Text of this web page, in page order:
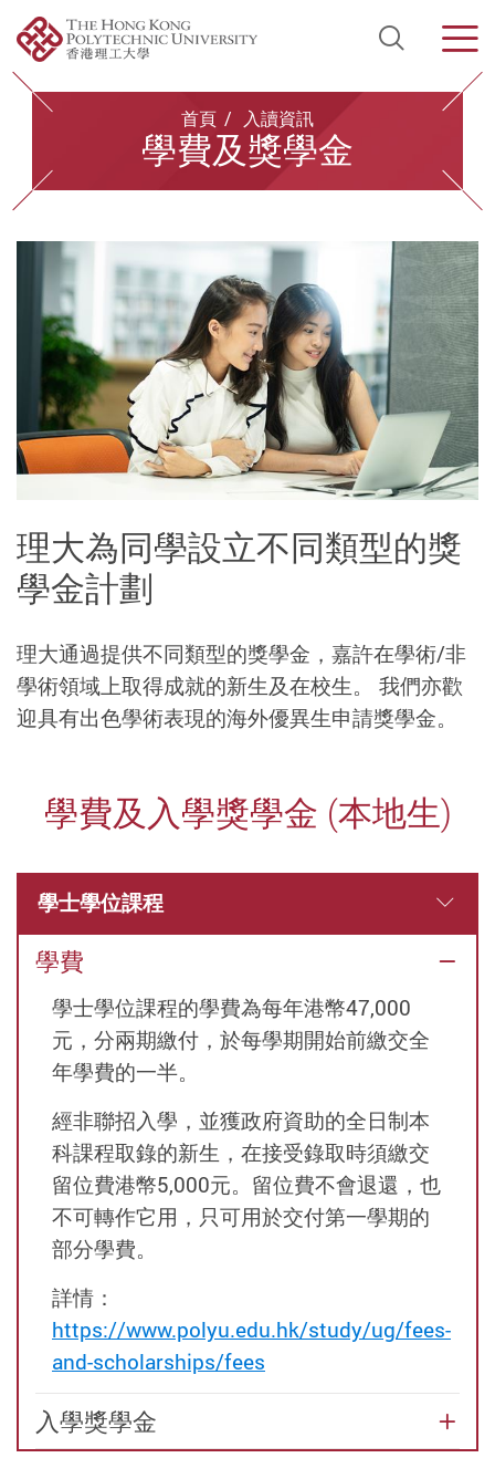
Open
Start main content
首頁 入讀資訊
學費及獎學金
理大為同學設立不同類型的獎
學金計劃
理大通過提供不同類型的獎學金，嘉許在學術/非
學術領域上取得成就的新生及在校生。 我們亦歡
迎具有出色學術表現的海外優異生申請獎學金。
香
港
理
工
大
學
學
生
資
助
學費及入學獎學金 (本地生)
學士學位課程
學費
學士學位課程的學費為每年港幣47,000
元，分兩期繳付，於每學期開始前繳交全
年學費的一半。
經非聯招入學，並獲政府資助的全日制本
科課程取錄的新生，在接受錄取時須繳交
留位費港幣5,000元。留位費不會退還，也
不可轉作它用，只可用於交付第一學期的
部分學費。
詳情：
https://www.polyu.edu.hk/study/ug/fees-
and-scholarships/fees
入學獎學金